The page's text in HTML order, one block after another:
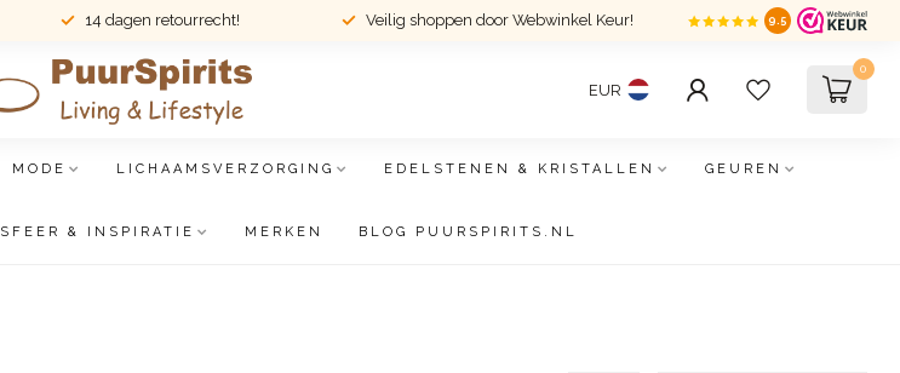
14 dagen retourrecht! Veilig shoppen door Webwinkel Keur! 9.5
EUR
0
MODE LICHAAMSVERZORGING EDELSTENEN & KRISTALLEN GEUREN
SFEER & INSPIRATIE MERKEN BLOG PUURSPIRITS.NL